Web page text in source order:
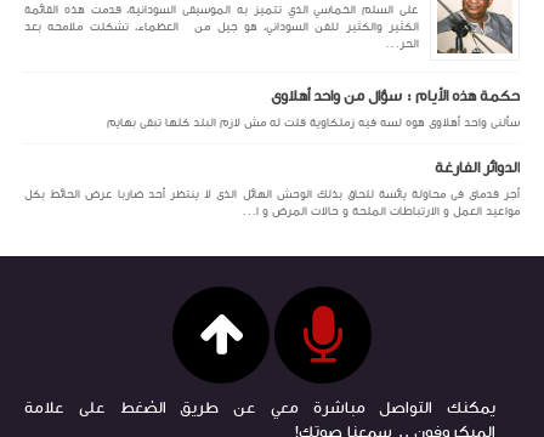
على السلم الخماسي الذي تتميز به الموسيقى السودانية، قدمت هذه القائمة
الكثير والكثير للفن السوداني، هو جيل من العظماء، تشكلت ملامحه بعد
الحر...
حكمة هذه الأيام : سؤال من واحد أهلاوى
سألنى واحد أهلاوى هوه لسه فيه زملكاوية قلت له مش لازم البلد كلها تبقى بهايم
الدوائر الفارغة
أجر قدماى فى محاولة يائسة للحاق بذلك الوحش الهائل الذى لا ينتظر أحد ضاربا عرض الحائط بكل
مواعيد العمل و الارتباطات الملحة و حالات المرض و ا...
يمكنك التواصل مباشرة معي عن طريق الضغط على علامة